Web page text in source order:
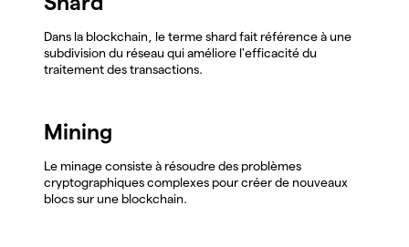
Dans la blockchain, le terme shard fait référence à une
subdivision du réseau qui améliore l'efficacité du
traitement des transactions.
Mining
Le minage consiste à résoudre des problèmes
cryptographiques complexes pour créer de nouveaux
blocs sur une blockchain.